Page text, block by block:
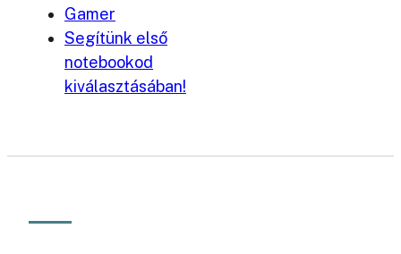
Gamer
Segítünk első
notebookod
kiválasztásában!